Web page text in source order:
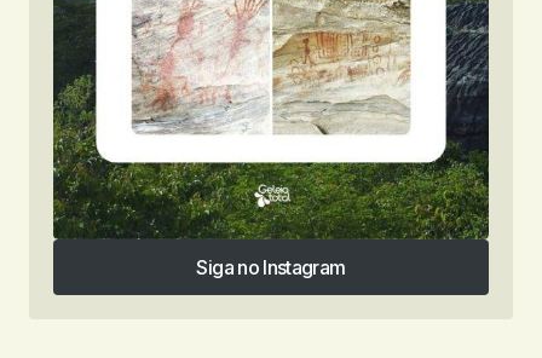
Siga no Instagram
Siga no Instagram